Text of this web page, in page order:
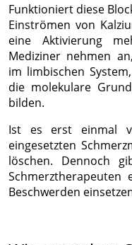
Funktioniert diese
Einströmen von
eine Aktivierung
Mediziner nehmen
im limbischen
die molekulare
bilden.
Ist es erst einmal
eingesetzten
löschen. Dennoch
Schmerztherapeuten
Beschwerden